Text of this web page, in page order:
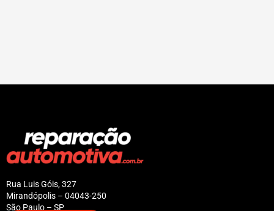
Rua Luis Góis, 327
Mirandópolis – 04043-250
São Paulo – SP